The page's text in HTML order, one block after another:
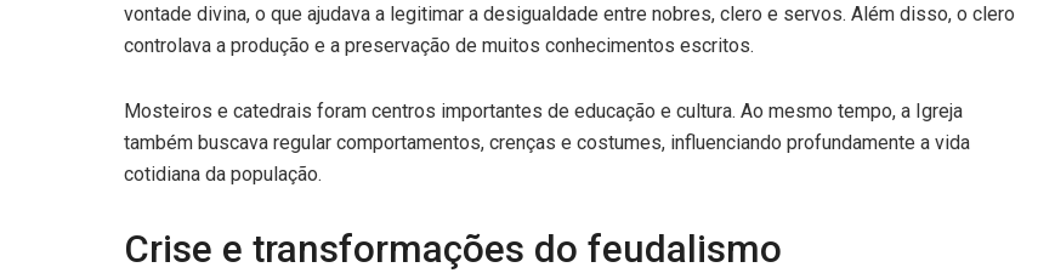
vontade divina, o que ajudava a legitimar a desigualdade entre nobres, clero e servos. Além disso, o clero
controlava a produção e a preservação de muitos conhecimentos escritos.
Mosteiros e catedrais foram centros importantes de educação e cultura. Ao mesmo tempo, a Igreja
também buscava regular comportamentos, crenças e costumes, influenciando profundamente a vida
cotidiana da população.
Crise e transformações do feudalismo